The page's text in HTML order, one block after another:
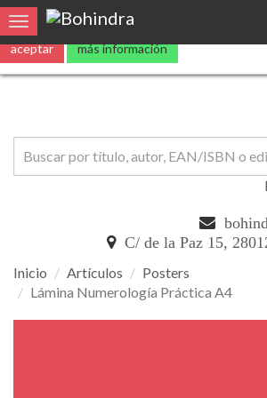
Utilizamoscookies propias y de terceros para
aceptar más información
Toggle navigation
C/ de la Paz 15,
Inicio Artículos
Posters
Lámina Numerología Práctica A4